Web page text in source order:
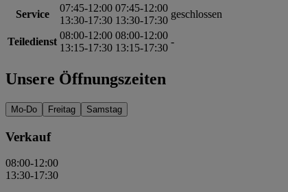
Service
07:45-12:00
13:30-17:30
07:45-12:00
13:30-17:30
geschlossen
Teiledienst
08:00-12:00
13:15-17:30
08:00-12:00
13:15-17:30
-
Unsere Öffnungszeiten
Mo-Do Freitag Samstag
Verkauf
08:00-12:00
13:30-17:30